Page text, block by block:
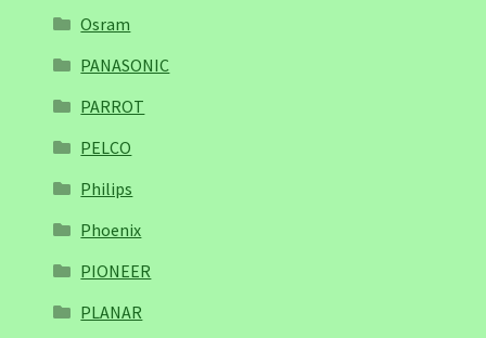
Osram
PANASONIC
PARROT
PELCO
Philips
Phoenix
PIONEER
PLANAR